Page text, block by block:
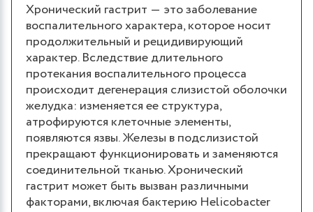
Хронический гастрит ― это заболевание
воспалительного характера, которое носит
продолжительный и рецидивирующий
характер. Вследствие длительного
протекания воспалительного процесса
происходит дегенерация слизистой оболочки
желудка: изменяется ее структура,
атрофируются клеточные элементы,
появляются язвы. Железы в подслизистой
прекращают функционировать и заменяются
соединительной тканью. Хронический
гастрит может быть вызван различными
факторами, включая бактерию Helicobacter